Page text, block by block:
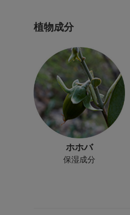
植物成分
ホホバ
保湿成分